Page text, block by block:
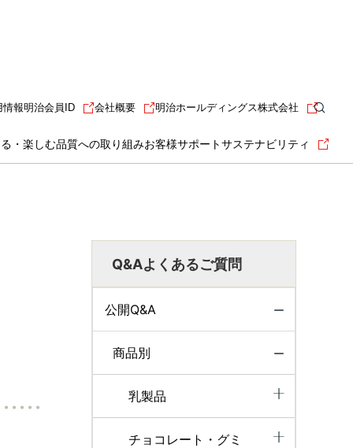
・楽しむ品質への取り組みお客様サポートサステナビリティ
情報明治会員ID 会社概要 明治ホールディングス株式会社
Q&Aよくあるご質問
公開Q&A
商品別
乳製品
チョコレート・グミ